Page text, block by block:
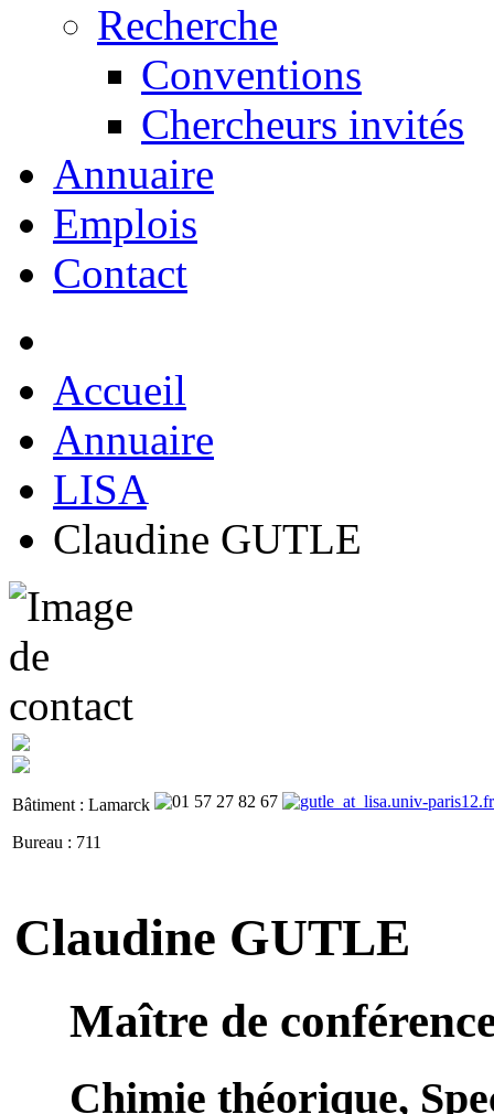
Recherche
Conventions
Chercheurs invités
Annuaire
Emplois
Contact
Accueil
Annuaire
LISA
Claudine GUTLE
Bâtiment : Lamarck
Bureau : 711
Claudine GUTLE
Maître de
Chimie théorique,